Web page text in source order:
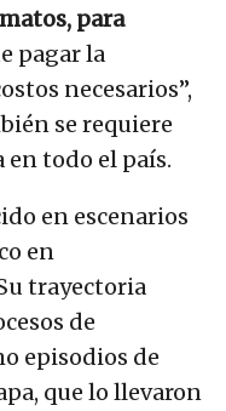
para
pagar la
necesarios”,
se requiere
todo el país.
en escenarios
en
trayectoria
de
episodios de
que lo llevaron